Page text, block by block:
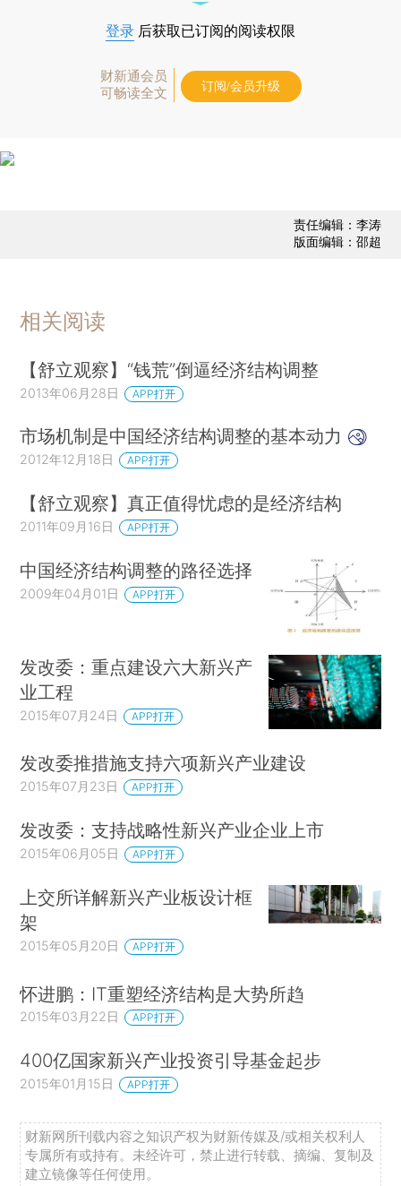
登录 后获取已订阅的阅读权限
财新通会员
可畅读全文
订阅/会员升级
责任编辑：李涛
版面编辑：邵超
相关阅读
【舒立观察】“钱荒”倒逼经济结构调整
2013年06月28日 APP打开
市场机制是中国经济结构调整的基本动力
2012年12月18日 APP打开
【舒立观察】真正值得忧虑的是经济结构
2011年09月16日 APP打开
中国经济结构调整的路径选择
2009年04月01日 APP打开
发改委：重点建设六大新兴产
业工程
2015年07月24日 APP打开
发改委推措施支持六项新兴产业建设
2015年07月23日 APP打开
发改委：支持战略性新兴产业企业上市
2015年06月05日 APP打开
上交所详解新兴产业板设计框
架
2015年05月20日 APP打开
怀进鹏：IT重塑经济结构是大势所趋
2015年03月22日 APP打开
400亿国家新兴产业投资引导基金起步
2015年01月15日 APP打开
财新网所刊载内容之知识产权为财新传媒及/或相关权利人
专属所有或持有。未经许可，禁止进行转载、摘编、复制及
建立镜像等任何使用。